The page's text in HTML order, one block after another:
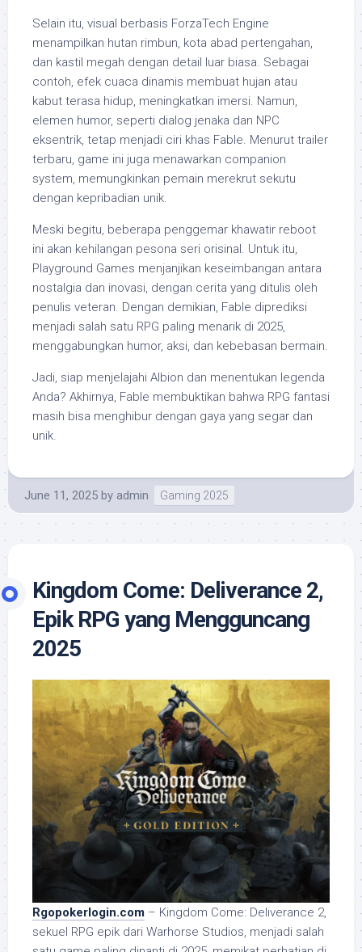
Selain itu, visual berbasis ForzaTech Engine
menampilkan hutan rimbun, kota abad pertengahan,
dan kastil megah dengan detail luar biasa. Sebagai
contoh, efek cuaca dinamis membuat hujan atau
kabut terasa hidup, meningkatkan imersi. Namun,
elemen humor, seperti dialog jenaka dan NPC
eksentrik, tetap menjadi ciri khas Fable. Menurut trailer
terbaru, game ini juga menawarkan companion
system, memungkinkan pemain merekrut sekutu
dengan kepribadian unik.
Meski begitu, beberapa penggemar khawatir reboot
ini akan kehilangan pesona seri orisinal. Untuk itu,
Playground Games menjanjikan keseimbangan antara
nostalgia dan inovasi, dengan cerita yang ditulis oleh
penulis veteran. Dengan demikian, Fable diprediksi
menjadi salah satu RPG paling menarik di 2025,
menggabungkan humor, aksi, dan kebebasan bermain.
Jadi, siap menjelajahi Albion dan menentukan legenda
Anda? Akhirnya, Fable membuktikan bahwa RPG fantasi
masih bisa menghibur dengan gaya yang segar dan
unik.
June 11, 2025 by admin Gaming 2025
Kingdom Come: Deliverance 2,
Epik RPG yang Mengguncang
2025
Rgopokerlogin.com – Kingdom Come: Deliverance 2,
sekuel RPG epik dari Warhorse Studios, menjadi salah